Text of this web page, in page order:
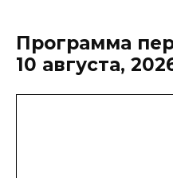
Программа
10 августа,